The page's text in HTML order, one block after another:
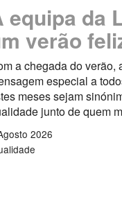
equipa da
verão
a chegada do verão,
especial a
meses sejam
junto de quem
2026